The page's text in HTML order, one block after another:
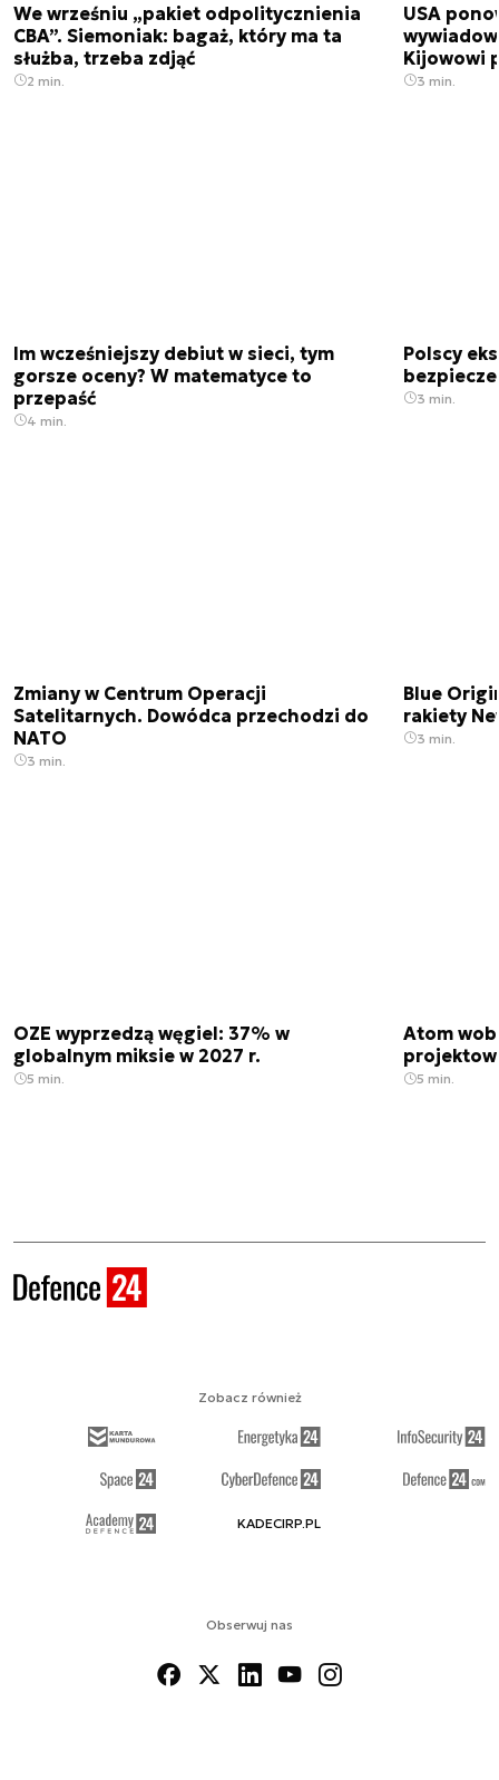
We wrześniu „pakiet odpolitycznienia
CBA”. Siemoniak: bagaż, który ma ta
służba, trzeba zdjąć
2 min.
USA
Kijowowi
3 min.
Im wcześniejszy debiut w sieci, tym
gorsze oceny? W matematyce to
przepaść
4 min.
Polscy
3 min.
Zmiany w Centrum Operacji
Satelitarnych. Dowódca przechodzi do
NATO
3 min.
Blue
rakiety
3 min.
OZE wyprzedzą węgiel: 37% w
globalnym miksie w 2027 r.
5 min.
Atom
5 min.
Obserwuj nas
Zobacz również
KADECIRP.PL